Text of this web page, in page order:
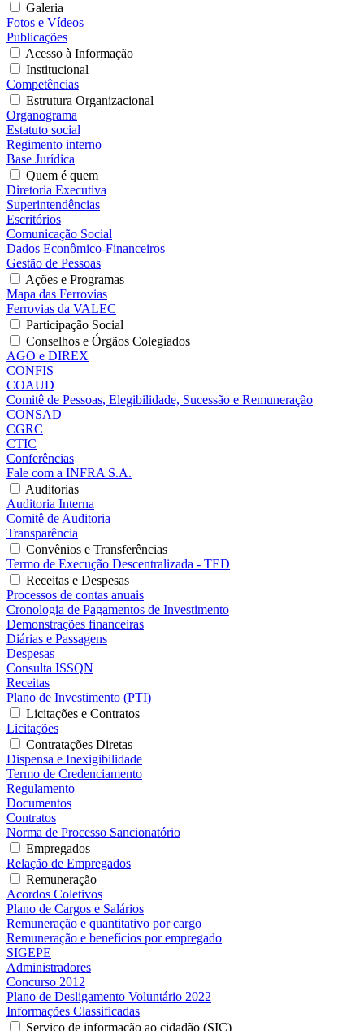
Galeria
Fotos e Vídeos
Publicações
Acesso à Informação
Institucional
Competências
Estrutura Organizacional
Organograma
Estatuto social
Regimento interno
Base Jurídica
Quem é quem
Diretoria Executiva
Superintendências
Escritórios
Comunicação Social
Dados Econômico-Financeiros
Gestão de Pessoas
Ações e Programas
Mapa das Ferrovias
Ferrovias da VALEC
Participação Social
Conselhos e Órgãos Colegiados
AGO e DIREX
CONFIS
COAUD
Comitê de Pessoas, Elegibilidade, Sucessão e Remuneração
CONSAD
CGRC
CTIC
Conferências
Fale com a INFRA S.A.
Auditorias
Auditoria Interna
Comitê de Auditoria
Transparência
Convênios e Transferências
Termo de Execução Descentralizada - TED
Receitas e Despesas
Processos de contas anuais
Cronologia de Pagamentos de Investimento
Demonstrações financeiras
Diárias e Passagens
Despesas
Consulta ISSQN
Receitas
Plano de Investimento (PTI)
Licitações e Contratos
Licitações
Contratações Diretas
Dispensa e Inexigibilidade
Termo de Credenciamento
Regulamento
Documentos
Contratos
Norma de Processo Sancionatório
Empregados
Relação de Empregados
Remuneração
Acordos Coletivos
Plano de Cargos e Salários
Remuneração e quantitativo por cargo
Remuneração e benefícios por empregado
SIGEPE
Administradores
Concurso 2012
Plano de Desligamento Voluntário 2022
Informações Classificadas
Serviço de informação ao cidadão (SIC)